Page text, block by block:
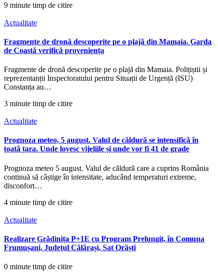
9 minute timp de citire
Actualitate
Fragmente de dronă descoperite pe o plajă din Mamaia. Garda
de Coastă verifică proveniența
Fragmente de dronă descoperite pe o plajă din Mamaia. Polițiștii și
reprezentanții Inspectoratului pentru Situații de Urgență (ISU)
Constanța au…
3 minute timp de citire
Actualitate
Prognoza meteo, 5 august. Valul de căldură se intensifică în
toată țara. Unde lovesc vijeliile și unde vor fi 41 de grade
Prognoza meteo 5 august. Valul de căldură care a cuprins România
continuă să câștige în intensitate, aducând temperaturi extreme,
disconfort…
4 minute timp de citire
Actualitate
Realizare Grădinița P+1E cu Program Prelungit, în Comuna
Frumușani, Județul Călărași, Sat Orăști
0 minute timp de citire